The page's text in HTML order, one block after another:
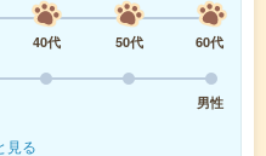
40代 50代
60代
男性
見る